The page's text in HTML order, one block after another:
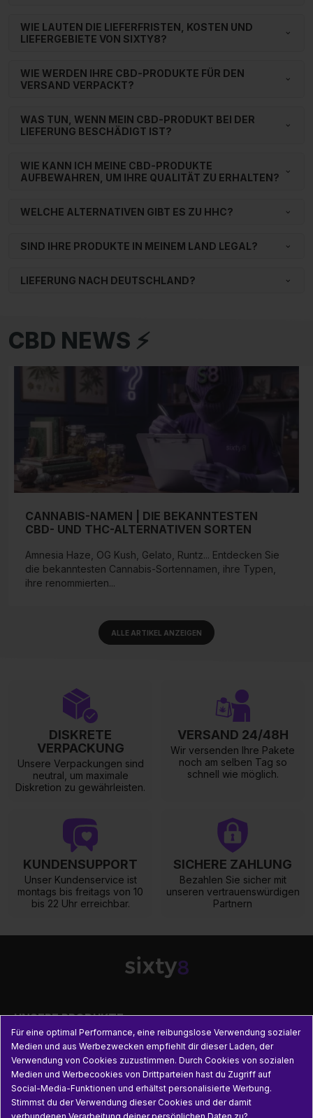
WIE LAUTEN DIE LIEFERFRISTEN, KOSTEN UND
LIEFERGEBIETE VON SIXTY8?
WIE WERDEN IHRE CBD-PRODUKTE FÜR DEN
VERSAND VERPACKT?
WAS TUN, WENN MEIN CBD-PRODUKT BEI DER
LIEFERUNG BESCHÄDIGT IST?
WIE KANN ICH MEINE CBD-PRODUKTE
AUFBEWAHREN, UM IHRE QUALITÄT ZU ERHALTEN?
WELCHE ALTERNATIVEN GIBT ES ZU HHC?
SIND IHRE PRODUKTE IN MEINEM LAND LEGAL?
LIEFERUNG NACH DEUTSCHLAND?
CBD NEWS ⚡
CANNABIS-NAMEN | DIE BEKANNTESTEN
CBD- UND THC-ALTERNATIVEN SORTEN
Amnesia Haze, OG Kush, Gelato, Runtz... Entdecken Sie
die bekanntesten Cannabis-Sortennamen, ihre Typen,
ihre renommierten...
ALLE ARTIKEL ANZEIGEN
DISKRETE
VERPACKUNG
Unsere Verpackungen sind
neutral, um maximale
Diskretion zu gewährleisten.
VERSAND 24/48H
Wir versenden Ihre Pakete
noch am selben Tag so
schnell wie möglich.
KUNDENSUPPORT
Unser Kundenservice ist
montags bis freitags von 10
bis 22 Uhr erreichbar.
SICHERE ZAHLUNG
Bezahlen Sie sicher mit
unseren vertrauenswürdigen
Partnern
UNSERE PRODUKTE 
PRAKTISCHE INFORMATIONEN 
NÜTZLICHE LINKS
Für eine optimal Performance, eine reibungslose Verwendung sozialer
Medien und aus Werbezwecken empfiehlt dir dieser Laden, der
Verwendung von Cookies zuzustimmen. Durch Cookies von sozialen
Medien und Werbecookies von Drittparteien hast du Zugriff auf
Social-Media-Funktionen und erhältst personalisierte Werbung.
Stimmst du der Verwendung dieser Cookies und der damit